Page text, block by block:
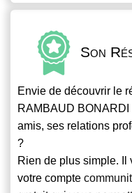
Son
Envie de découvrir le
RAMBAUD
amis, ses relations
?
Rien de plus simple. Il
votre compte